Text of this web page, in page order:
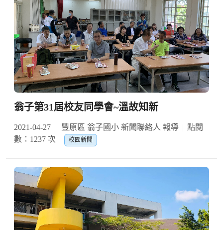
翁子第31屆校友同學會~溫故知新
2021-04-27 豐原區 翁子國小 新聞聯絡人 報導
點閱
數：1237 次
校園新聞